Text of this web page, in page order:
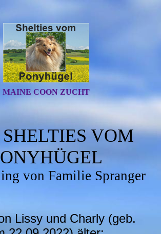
MAINE COON ZUCHT
VOM
von Familie Spranger
Lissy und Charly (geb.